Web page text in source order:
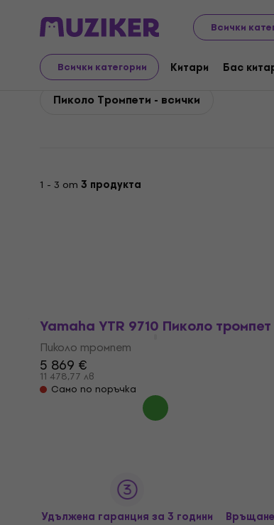
Всички
Всички категории Китари Бас
Yamaha Духови Тромпети, Kорнети и
Yamaha Пиколо
Пиколо Тромпети - всички
1 - 3 от 3 продукта
Yamaha YTR 9710 Пиколо тромпет
Пиколо тромпет
5 869 €
11 478,77 лв
Само по поръчка
Удължена гаранция за 3 години